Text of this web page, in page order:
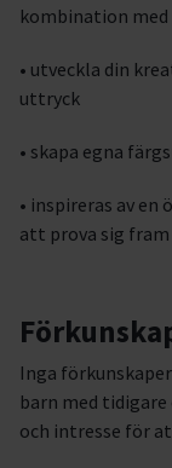
kombination
• utveckla din
uttryck
• skapa egna
• inspireras av
att prova sig
Inga
barn med
och intresse för